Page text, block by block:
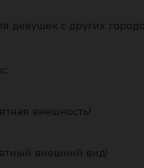
девушек с других
внешность!
внешний вид!